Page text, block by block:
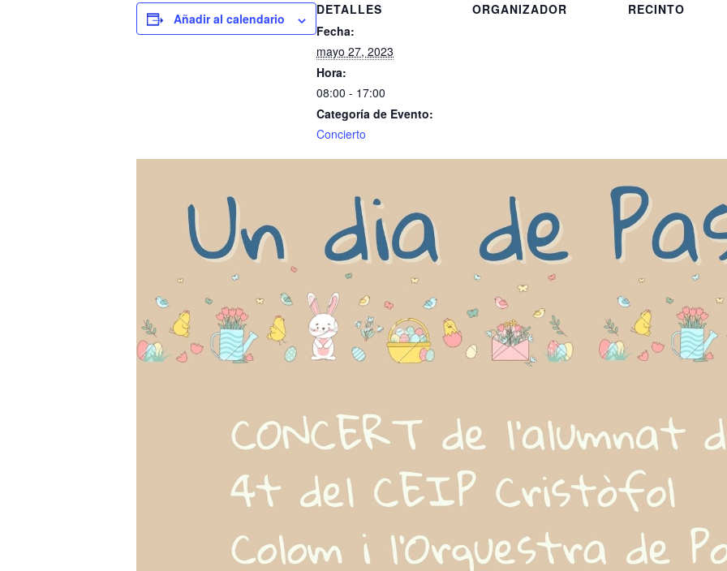
Añadir al calendario
DETALLES
Fecha:
mayo 27, 2023
Hora:
08:00 - 17:00
Categoría de Evento:
Concierto
ORGANIZADOR RECINTO